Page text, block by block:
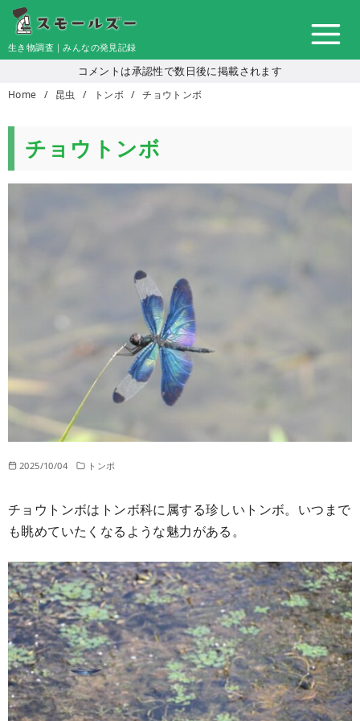
コ
テ
ツ
生き物調査｜みんなの発見記録
コメントは承認性で数日後に掲載されます
Home 昆虫 トンボ チョウトンボ
チョウトンボ
2025/10/04 トンボ
チョウトンボはトンボ科に属する珍しいトンボ。いつまで
も眺めていたくなるような魅力がある。